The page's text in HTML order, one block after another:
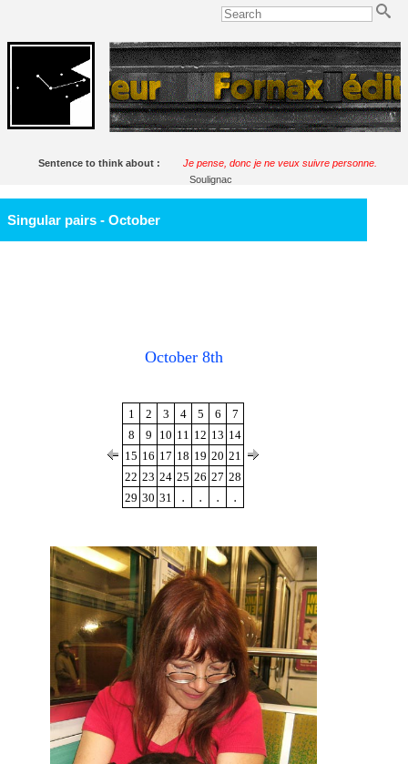
Sentence to think about :
Je pense, donc je ne veux suivre personne.
Soulignac
Singular pairs - October
October 8th
1 2 3 4 5 6
7
8
9 10 11 12 13 14
15 16 17 18 19 20 21
22 23 24 25 26 27 28
29 30 31 . . . .